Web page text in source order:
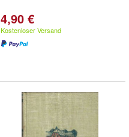
4,90 €
Kostenloser Versand